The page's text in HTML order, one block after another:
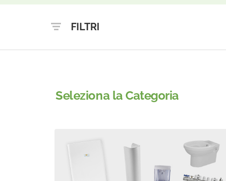
FILTRI
Seleziona la Categoria